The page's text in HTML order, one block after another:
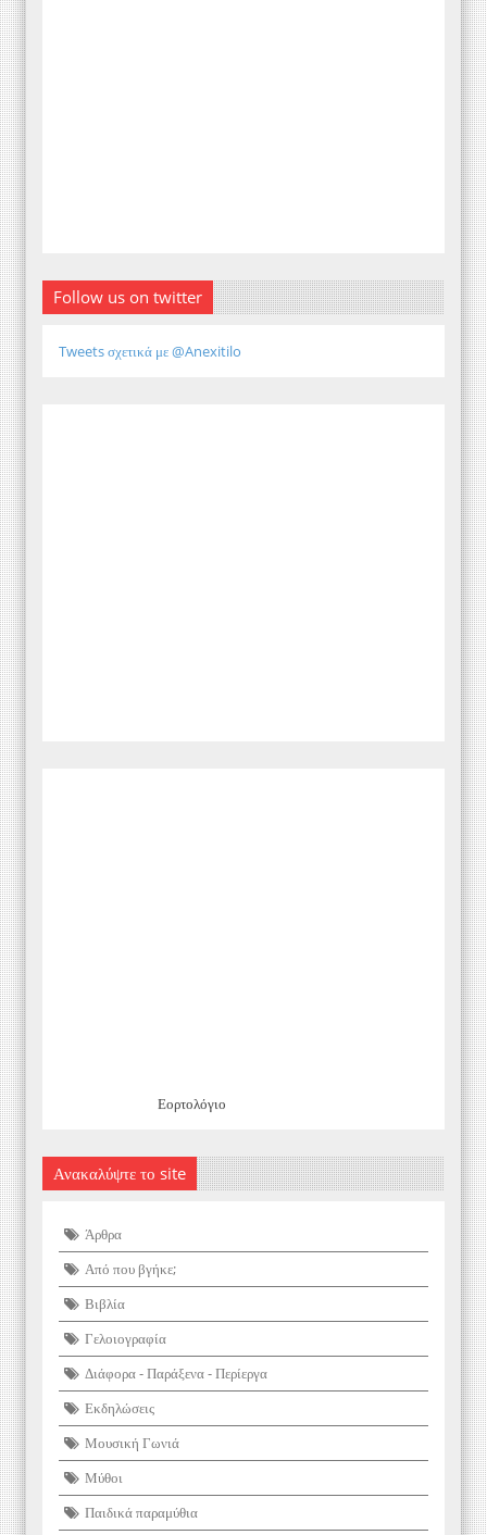
Follow us on twitter
Tweets σχετικά με @Anexitilo
Εορτολόγιο
Ανακαλύψτε το site
Άρθρα
Από που βγήκε;
Βιβλία
Γελοιογραφία
Διάφορα - Παράξενα - Περίεργα
Εκδηλώσεις
Μουσική Γωνιά
Μύθοι
Παιδικά παραμύθια